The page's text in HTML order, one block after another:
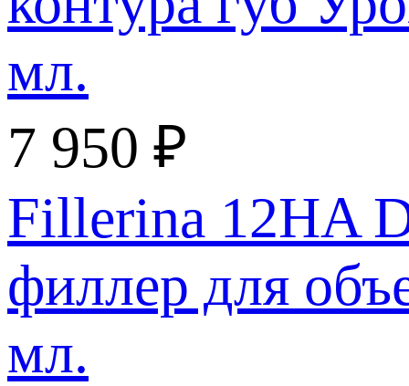
7 950 ₽
Fillerina 12HA
филлер для
мл.